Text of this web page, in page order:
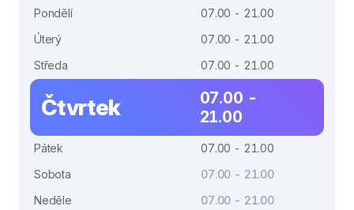
Pondělí
07.00 - 21.00
Úterý
07.00 - 21.00
Středa
07.00 - 21.00
Čtvrtek
07.00 -
21.00
Pátek
07.00 - 21.00
Sobota
07.00 - 21.00
Neděle
07.00 - 21.00